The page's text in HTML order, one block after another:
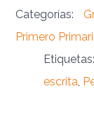
Categorías:
Primero
Etiquetas:
escrita